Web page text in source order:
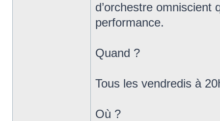
d’orchestre omniscient
performance.
Quand ?
Tous les vendredis à
Où ?